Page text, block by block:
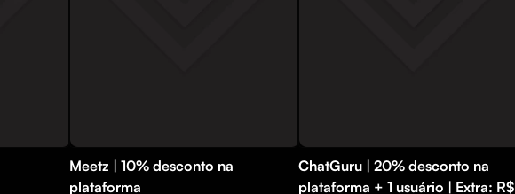
Meetz | 10% desconto na
plataforma
ChatGuru | 20% desconto na
plataforma + 1 usuário | Extra: R$